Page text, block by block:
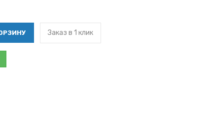
Заказ в 1 клик